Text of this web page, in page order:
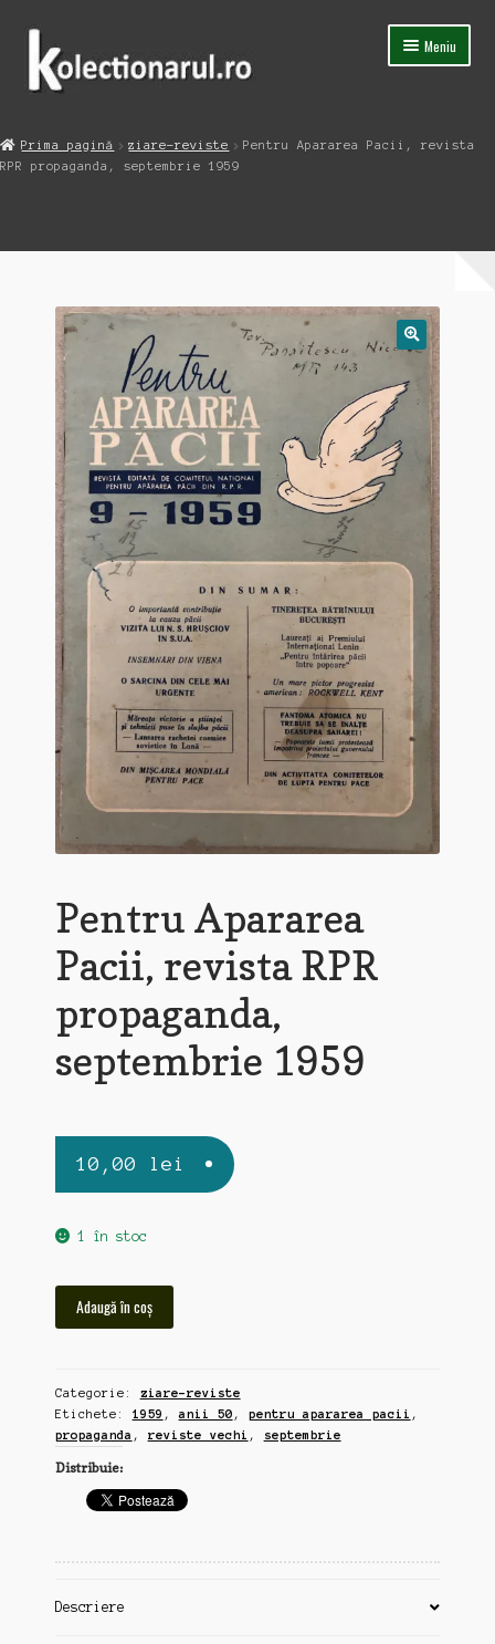
Sari
navigare
Sari
conținut
Meniu
Magazin
Contact
Prima pagină ziare-reviste
Pentru Apararea Pacii, revista
RPR propaganda, septembrie 1959
Pentru Apararea
Pacii, revista RPR
propaganda,
septembrie 1959
10,00 lei
1 în stoc
revista
RPR
propaganda,
septembrie
Adaugă în coș
Categorie: ziare-reviste
Etichete: 1959 ,anii 50 , pentru apararea pacii ,
propaganda , reviste vechi , septembrie
Distribuie:
Descriere